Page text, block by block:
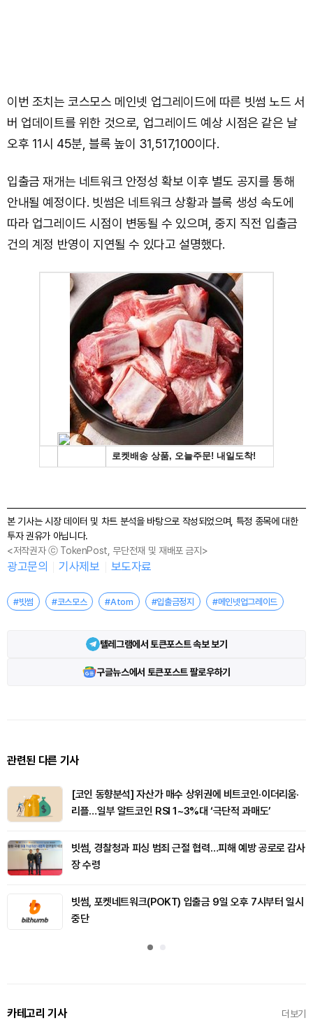
이번 조치는 코스모스 메인넷 업그레이드에 따른 빗썸 노드 서
버 업데이트를 위한 것으로, 업그레이드 예상 시점은 같은 날
오후 11시 45분, 블록 높이 31,517,100이다.
입출금 재개는 네트워크 안정성 확보 이후 별도 공지를 통해
안내될 예정이다. 빗썸은 네트워크 상황과 블록 생성 속도에
따라 업그레이드 시점이 변동될 수 있으며, 중지 직전 입출금
건의 계정 반영이 지연될 수 있다고 설명했다.
본 기사는 시장 데이터 및 차트 분석을 바탕으로 작성되었으며, 특정 종목에 대한
투자 권유가 아닙니다.
<저작권자 ⓒ TokenPost, 무단전재 및 재배포 금지>
광고문의 기사제보 보도자료
#빗썸 #코스모스 #Atom #입출금정지 #메인넷업그레이드
텔레그램에서 토큰포스트 속보 보기
구글뉴스에서 토큰포스트 팔로우하기
관련된 다른 기사
[코인 동향분석] 자산가 매수 상위권에 비트코인·이더리움·
리플…일부 알트코인 RSI 1~3%대 ‘극단적 과매도’
빗썸, 경찰청과 피싱 범죄 근절 협력…피해 예방 공로로 감사
장 수령
빗썸, 포켓네트워크(POKT) 입출금 9일 오후 7시부터 일시
중단
카테고리 기사 더보기